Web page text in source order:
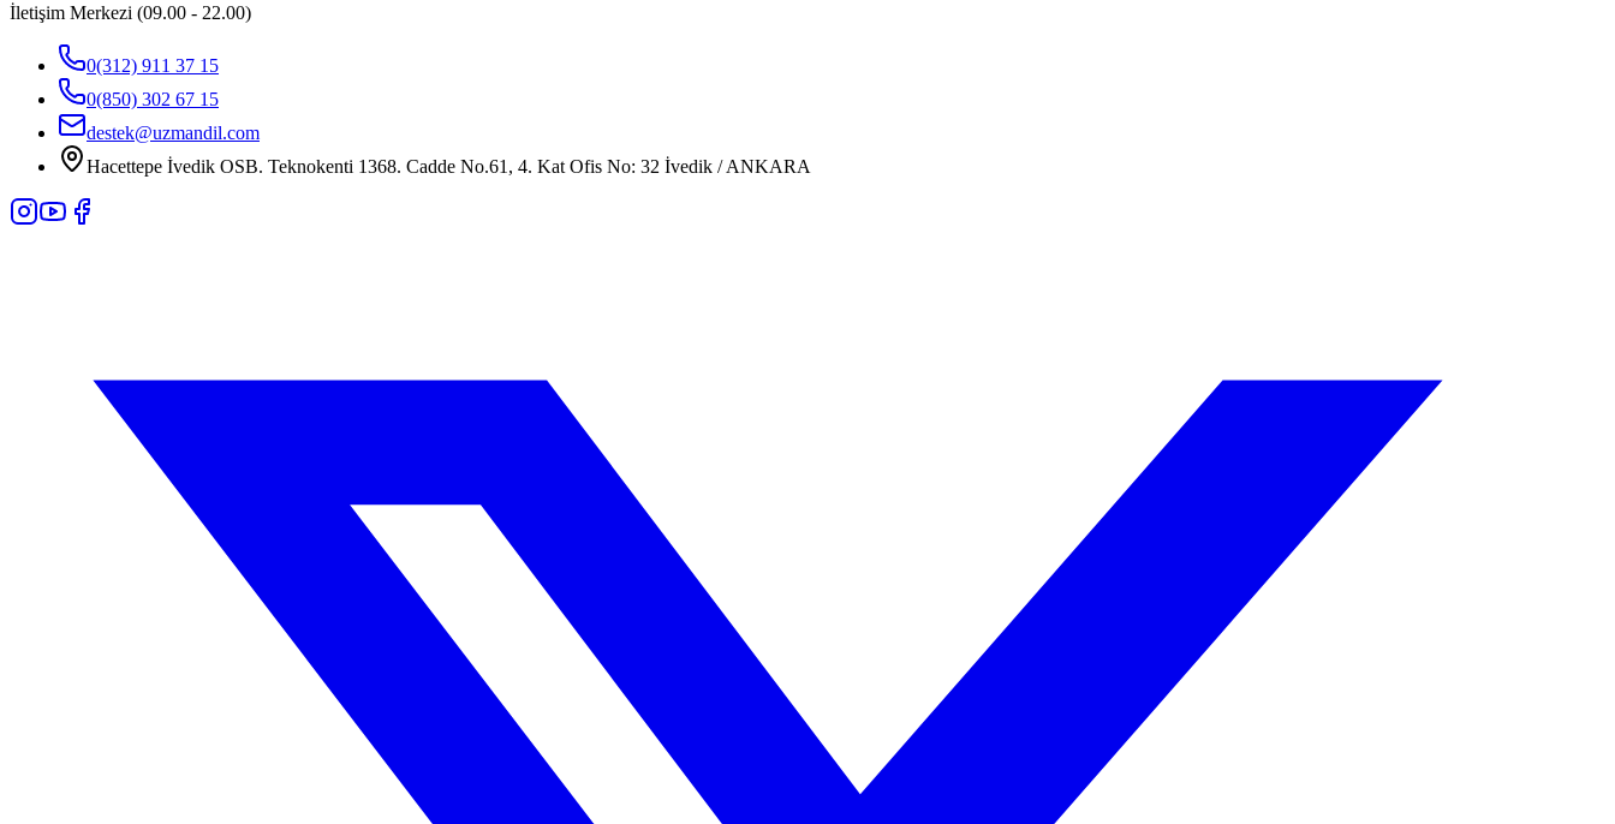
İletişim Merkezi (09.00 - 22.00)
0(312) 911 37 15
0(850) 302 67 15
destek@uzmandil.com
Hacettepe İvedik OSB. Teknokenti 1368. Cadde No.61, 4. Kat Ofis No: 32 İvedik / ANKARA